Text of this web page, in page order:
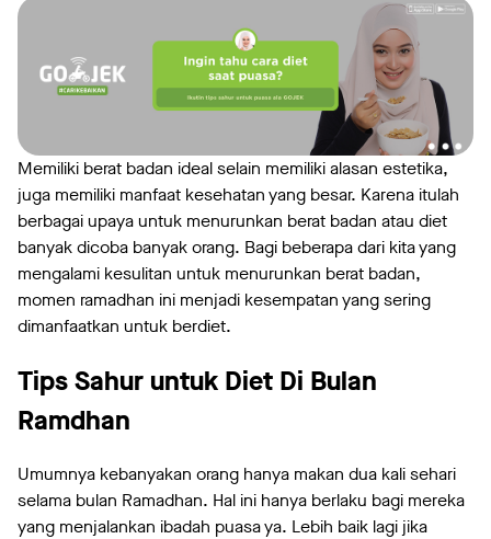
Memiliki berat badan ideal selain memiliki alasan estetika,
juga memiliki manfaat kesehatan yang besar. Karena itulah
berbagai upaya untuk menurunkan berat badan atau diet
banyak dicoba banyak orang. Bagi beberapa dari kita yang
mengalami kesulitan untuk menurunkan berat badan,
momen ramadhan ini menjadi kesempatan yang sering
dimanfaatkan untuk berdiet.
Tips Sahur untuk Diet Di Bulan
Ramdhan
Umumnya kebanyakan orang hanya makan dua kali sehari
selama bulan Ramadhan. Hal ini hanya berlaku bagi mereka
yang menjalankan ibadah puasa ya. Lebih baik lagi jika